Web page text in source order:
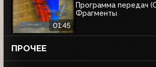
01:45
Программа передач
Фрагменты
ПРОЧЕЕ